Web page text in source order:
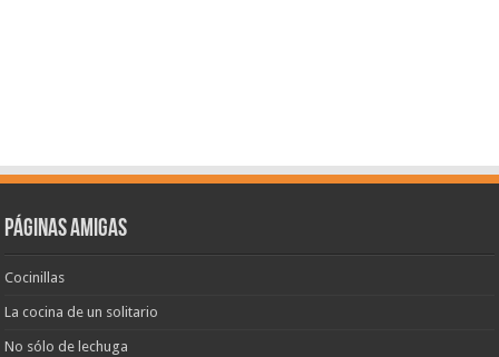
Páginas amigas
Cocinillas
La cocina de un solitario
No sólo de lechuga